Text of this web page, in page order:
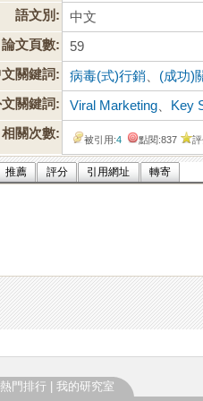
語文別:
中文
論文頁數:
59
關鍵詞:
病毒(式)行銷 (成功)
關鍵詞:
Viral Marketing Key
相關次數:
被引用:4 點閱:837
推薦 評分 引用網址 轉寄
熱門排行 我的研究室